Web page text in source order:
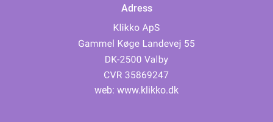
Adress
web: www.klikko.dk